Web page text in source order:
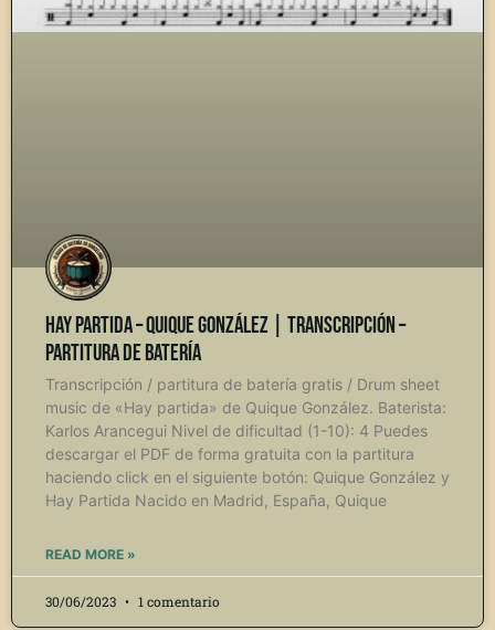
Hay Partida – Quique González | Transcripción –
Partitura de Batería
Transcripción / partitura de batería gratis / Drum sheet
music de «Hay partida» de Quique González. Baterista:
Karlos Arancegui Nivel de dificultad (1-10): 4 Puedes
descargar el PDF de forma gratuita con la partitura
haciendo click en el siguiente botón: Quique González y
Hay Partida Nacido en Madrid, España, Quique
READ MORE »
30/06/2023 1 comentario